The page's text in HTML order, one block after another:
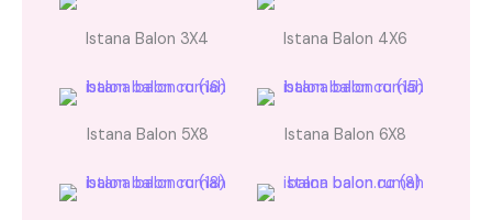
Istana Balon 3X4 Istana Balon 4X6
Istana Balon 5X8 Istana Balon 6X8